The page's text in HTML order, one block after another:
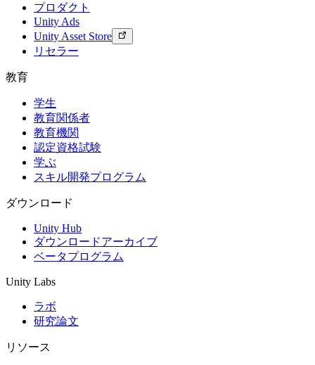
プロダクト
Unity Ads
Unity Asset Store
リセラー
教育
学生
教育関係者
教育機関
認定資格試験
学ぶ
スキル開発プログラム
ダウンロード
Unity Hub
ダウンロードアーカイブ
ベータプログラム
Unity Labs
ラボ
研究論文
リソース